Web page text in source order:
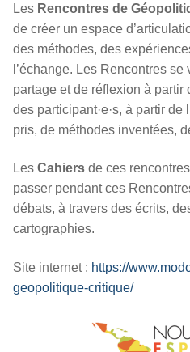
Les Rencontres de
de créer un espace
des méthodes, des
l’échange. Les Rencontres
partage et de réflexion à
des participant·e·s, à partir
pris, de méthodes inventées,
Les Cahiers de ces
passer pendant ces
débats, à travers des écrits,
cartographies.
Site internet : https://
geopolitique-critique/